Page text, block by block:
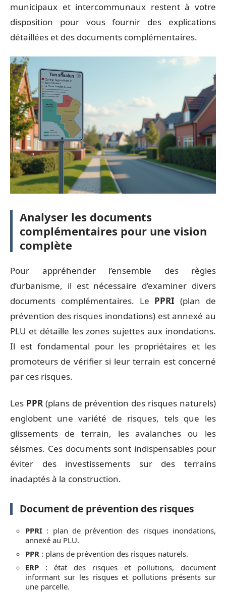
municipaux et intercommunaux restent à votre
disposition pour vous fournir des explications
détaillées et des documents complémentaires.
Analyser les documents
complémentaires pour une vision
complète
Pour appréhender l’ensemble des règles
d’urbanisme, il est nécessaire d’examiner divers
documents complémentaires. Le PPRI (plan de
prévention des risques inondations) est annexé au
PLU et détaille les zones sujettes aux inondations.
Il est fondamental pour les propriétaires et les
promoteurs de vérifier si leur terrain est concerné
par ces risques.
Les PPR(plans de prévention des risques naturels)
englobent une variété de risques, tels que les
glissements de terrain, les avalanches ou les
séismes. Ces documents sont indispensables pour
éviter des investissements sur des terrains
inadaptés à la construction.
Document de prévention des risques
PPRI : plan de prévention des risques inondations,
annexé au PLU.
PPR : plans de prévention des risques naturels.
ERP : état des risques et pollutions, document
informant sur les risques et pollutions présents sur
une parcelle.